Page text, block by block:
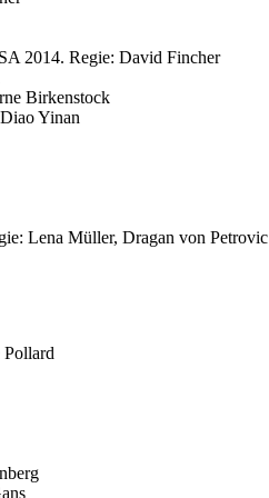
2014. Regie: David Fincher
Birkenstock
Yinan
Lena Müller, Dragan von Petrovic